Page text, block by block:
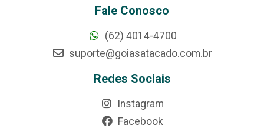
Fale Conosco
(62) 4014-4700
suporte@goiasatacado.com.br
Redes Sociais
Instagram
Facebook